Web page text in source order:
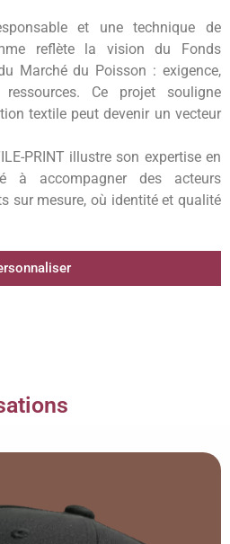
et une technique de
reflète la vision du Fonds
Marché du Poisson : exigence,
Ce projet souligne
textile peut devenir un vecteur
PRINT illustre son expertise en
à accompagner des acteurs
sur mesure, où identité et qualité